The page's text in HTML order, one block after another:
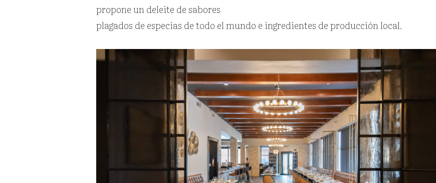
propone un deleite de sabores
plagados de especias de todo el mundo e ingredientes de producción local.